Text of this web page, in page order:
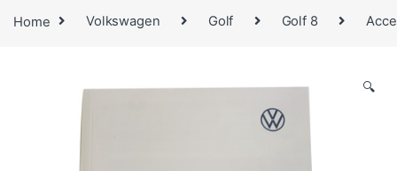
Home Volkswagen Golf Golf 8
🔍